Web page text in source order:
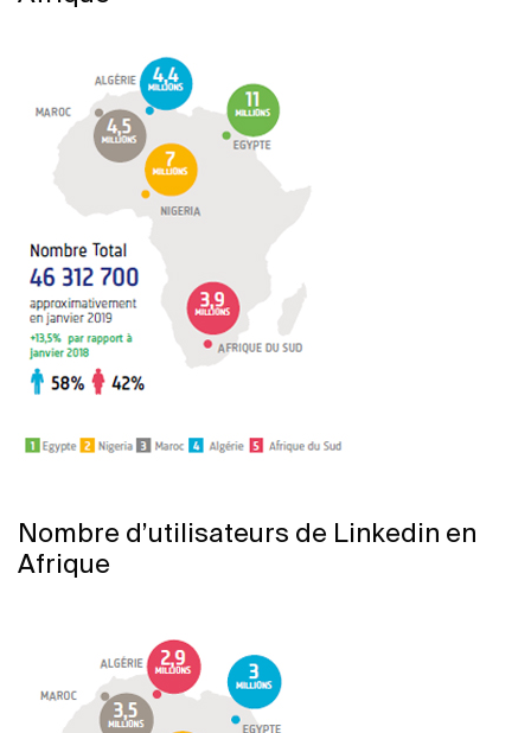
Nombre d’utilisateurs de Linkedin en
Afrique